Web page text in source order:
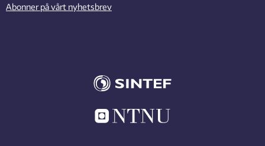
Abonner på vårt nyhetsbrev